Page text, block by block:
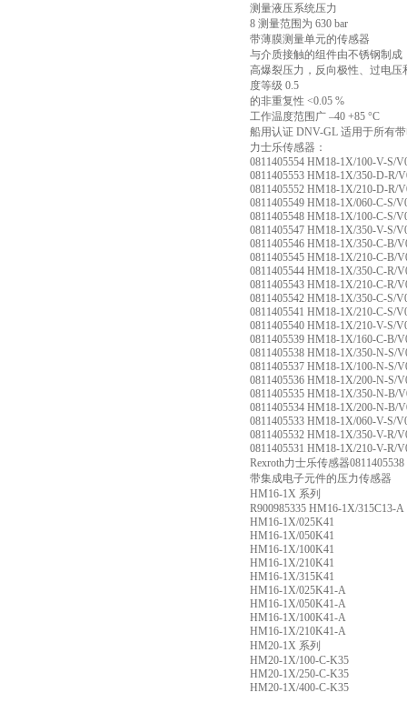
测量液压系统压力
8 测量范围为 630 bar
带薄膜测量单元的传感器
与介质接触的组件由不锈钢制成
高爆裂压力，反向极性、过电
度等级 0.5
的非重复性 <0.05 %
工作温度范围广 –40 +85 °C
船用认证 DNV-GL 适用于所有
力士乐传感器：
0811405554 HM18-1X/100-V-S/
0811405553 HM18-1X/350-D-R/
0811405552 HM18-1X/210-D-R/
0811405549 HM18-1X/060-C-S/
0811405548 HM18-1X/100-C-S/
0811405547 HM18-1X/350-V-S/
0811405546 HM18-1X/350-C-B/
0811405545 HM18-1X/210-C-B/
0811405544 HM18-1X/350-C-R/
0811405543 HM18-1X/210-C-R/
0811405542 HM18-1X/350-C-S/
0811405541 HM18-1X/210-C-S/
0811405540 HM18-1X/210-V-S/
0811405539 HM18-1X/160-C-B/
0811405538 HM18-1X/350-N-S/
0811405537 HM18-1X/100-N-S/
0811405536 HM18-1X/200-N-S/
0811405535 HM18-1X/350-N-B/
0811405534 HM18-1X/200-N-B/
0811405533 HM18-1X/060-V-S/
0811405532 HM18-1X/350-V-R/
0811405531 HM18-1X/210-V-R/
Rexroth力士乐传感器
带集成电子元件的压力传感器
HM16-1X 系列
R900985335 HM16-1X/315C13-A
HM16-1X/025K41
HM16-1X/050K41
HM16-1X/100K41
HM16-1X/210K41
HM16-1X/315K41
HM16-1X/025K41-A
HM16-1X/050K41-A
HM16-1X/100K41-A
HM16-1X/210K41-A
HM20-1X 系列
HM20-1X/100-C-K35
HM20-1X/250-C-K35
HM20-1X/400-C-K35